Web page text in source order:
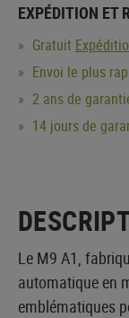
EXPÉDITION ET
Gratuit
Envoi le plus
2 ans de
14 jours de
Le M9 A1,
automatique en
emblématiques